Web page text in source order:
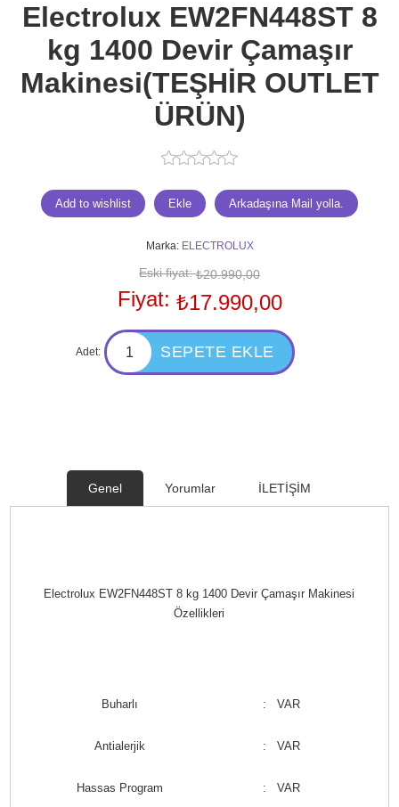
Electrolux EW2FN448ST 8
kg 1400 Devir Çamaşır
Makinesi(TEŞHİR OUTLET
ÜRÜN)
Marka: ELECTROLUX
Eski fiyat: ₺20.990,00
Fiyat: ₺17.990,00
Adet:
Genel Yorumlar İLETİŞİM
Electrolux EW2FN448ST 8 kg 1400 Devir Çamaşır Makinesi
Özellikleri
Buharlı : VAR
Antialerjik : VAR
Hassas Program : VAR